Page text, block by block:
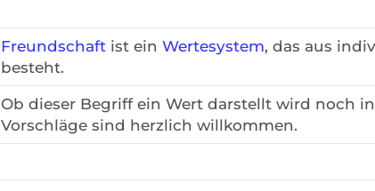
Freundschaftist ein Wertesystem, das aus
besteht.
Ob dieser Begriff ein Wert darstellt wird noch
Vorschläge sind herzlich willkommen.